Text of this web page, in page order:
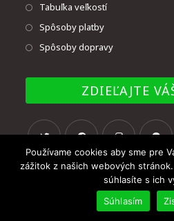
Tabuľka veľkostí
Spôsoby platby
Spôsoby dopravy
ZDIEĽAJTE
© Copyright - UNMAT
Používame cookies aby sme pre
zážitok z našich webových
súhlasíte s ich
Súhlasím